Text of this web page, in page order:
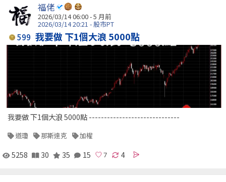
福佬
2026/03/14 06:00 - 5 月前
2026/03/14 20:21 - 股市PT
599 我要做 下1個大浪 5000點
我要做 下1個大浪 5000點 ------------------------------
道瓊 那斯達克 加權
5258 30 35 15 4